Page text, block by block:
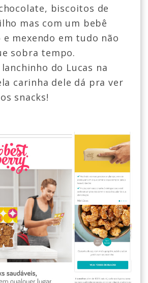
biscoitos de
mas com um bebê
e mexendo em tudo não
sobra tempo.
do Lucas na
carinha dele dá pra ver
snacks!